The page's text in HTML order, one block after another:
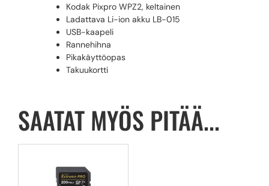
Kodak Pixpro WPZ2, keltainen
Ladattava Li-ion akku LB-015
USB-kaapeli
Rannehihna
Pikakäyttöopas
Takuukortti
SAATAT MYÖS PITÄÄ...